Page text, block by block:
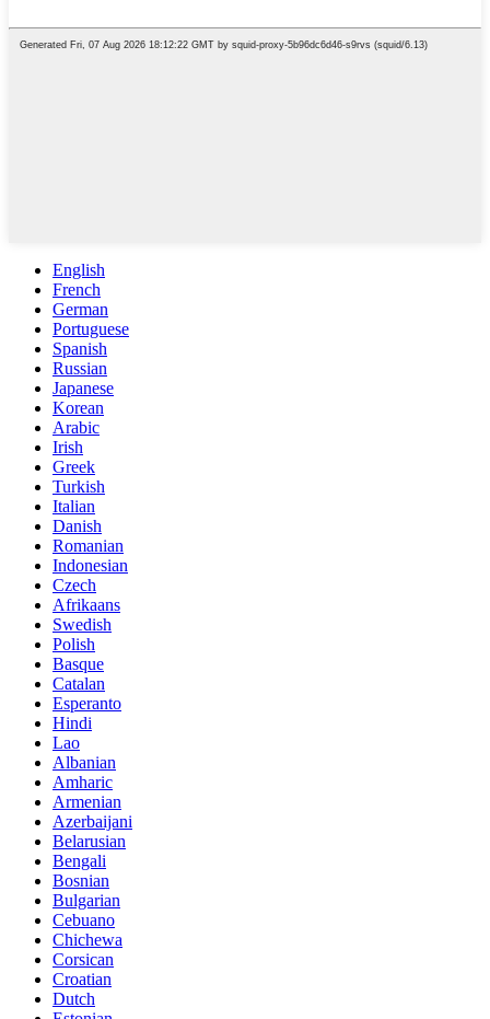
English
French
German
Portuguese
Spanish
Russian
Japanese
Korean
Arabic
Irish
Greek
Turkish
Italian
Danish
Romanian
Indonesian
Czech
Afrikaans
Swedish
Polish
Basque
Catalan
Esperanto
Hindi
Lao
Albanian
Amharic
Armenian
Azerbaijani
Belarusian
Bengali
Bosnian
Bulgarian
Cebuano
Chichewa
Corsican
Croatian
Dutch